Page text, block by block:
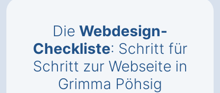
Die Webdesign-
Checkliste: Schritt für
Schritt zur Webseite in
Grimma Pöhsig